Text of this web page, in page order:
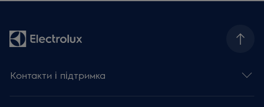
Контакти і підтримка